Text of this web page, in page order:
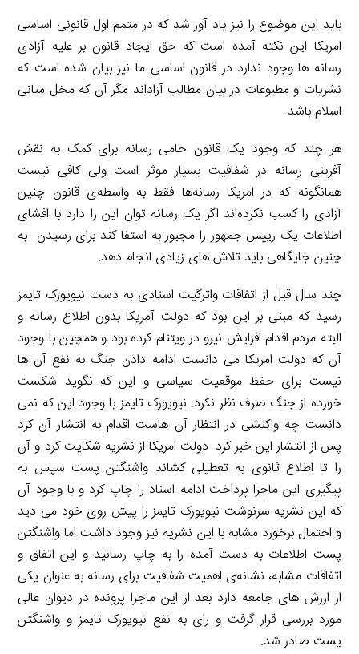
باید این موضوع را نیز یاد آور شد که در متمم اول قانونی اساسی
امریکا این نکته آمده است که حق ایجاد قانون بر علیه آزادی
رسانه ها وجود ندارد در قانون اساسی ما نیز بیان شده است که
نشریات و مطبوعات در بیان مطالب آزاداند مگر آن که مخل مبانی
اسلام باشد.
هر چند که وجود یک قانون حامی رسانه برای کمک به نقش
آفرینی رسانه در شفافیت بسیار موثر است ولی کافی نیست
همانگونه که در امریکا رسانه‌ها فقط به واسطه‌ی قانون چنین
آزادی را کسب نکرده‌اند اگر یک رسانه توان این را دارد با افشای
اطلاعات یک رییس جمهور را مجبور به استفا کند برای رسیدن به
چنین جایگاهی باید تلاش های زیادی انجام دهد.
چند سال قبل از اتفاقات واترگیت اسنادی به دست نیویورک تایمز
رسید که مبنی بر این بود که دولت آمریکا بدون اطلاع رسانه و
البته مردم اقدام افزایش نیرو در ویتنام کرده بود و همچین با وجود
آن که دولت امریکا می دانست ادامه دادن جنگ به نفع آن ها
نیست برای حفظ موقعیت سیاسی و این که نگوید شکست
خورده از جنگ صرف نظر نکرد. نیویورک تایمز با وجود این که نمی
دانست چه واکنشی در انتظار آن هاست اقدام به انتشار آن کرد
پس از انتشار این خبر کرد. دولت امریکا از نشریه شکایت کرد و آن
را تا اطلاع ثانوی به تعطیلی کشاند واشنگتن پست سپس به
پیگیری این ماجرا پرداخت ادامه اسناد را چاپ کرد و با وجود آن
که این نشریه سرنوشت نیویورک تایمز را پیش روی خود می دید
و احتمال برخورد مشابه با این نشریه نیز وجود داشت اما واشنگتن
پست اطلاعات به دست آمده را به چاپ رسانید و این اتفاق و
اتفاقات مشابه، نشانه‌ی اهمیت شفافیت برای رسانه به عنوان یکی
از ارزش های جامعه دارد بعد از این ماجرا پرونده در دیوان عالی
مورد بررسی قرار گرفت و رای به نفع نیویورک تایمز و واشنگتن
پست صادر شد.